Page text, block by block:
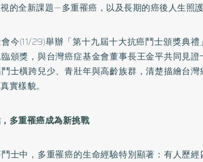
的全新課題—多重罹癌，以及長期的癌後人生照
今(11/29)舉辦「第十九屆十大抗癌鬥士頒獎典
頒獎，與台灣癌症基金會董事長王金平共同見
士橫跨兒少、青壯年與高齡族群，清楚描繪台
實樣貌。
多重罹癌成為新挑戰
士中，多重罹癌的生命經驗特別顯著：有人歷